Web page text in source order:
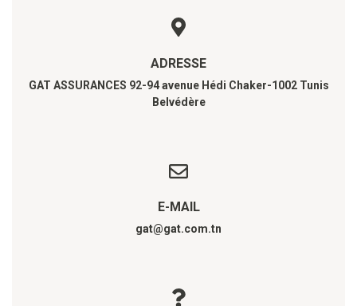
ADRESSE
GAT ASSURANCES 92-94 avenue Hédi Chaker-1002 Tunis
Belvédère
E-MAIL
gat@gat.com.tn